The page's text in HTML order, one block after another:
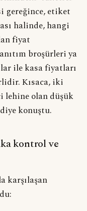
gereğince, etiket
halinde, hangi
fiyat
broşürleri ya
ile kasa fiyatları
Kısaca, iki
lehine olan düşük
konuştu.
kontrol ve
karşılaşan